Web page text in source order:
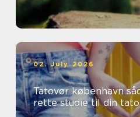
02. July 2026
Tatovør københavn sådan vælger du det
rette studie til din